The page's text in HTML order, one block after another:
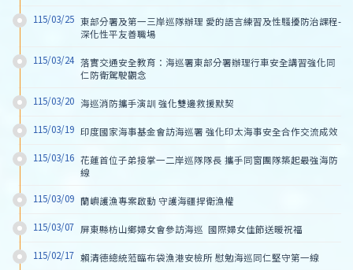
115/03/25 東部分署及第一三岸巡隊辦理 愛的語言練習及性騷擾防治課程-
深化性平友善職場
115/03/24 落實交通安全教育：海巡署東部分署辦理行車安全講習強化同
仁防衛駕駛觀念
115/03/20 海巡消防攜手演訓 強化雙邊救援默契
115/03/19 印度國家海事基金會訪海巡署 強化印太海事安全合作交流成效
115/03/16 花蓮首位子弟接掌一二岸巡隊隊長 攜手同窗團隊築起最強海防
線
115/03/09 蘭嶼護漁專案啟動 守護海疆捍衛漁權
115/03/07 屏東縣枋山鄉婦女會參訪海巡  國際婦女佳節送暖祝福
115/02/17 賴清德總統蒞臨布袋漁港安檢所 慰勉海巡同仁堅守第一線